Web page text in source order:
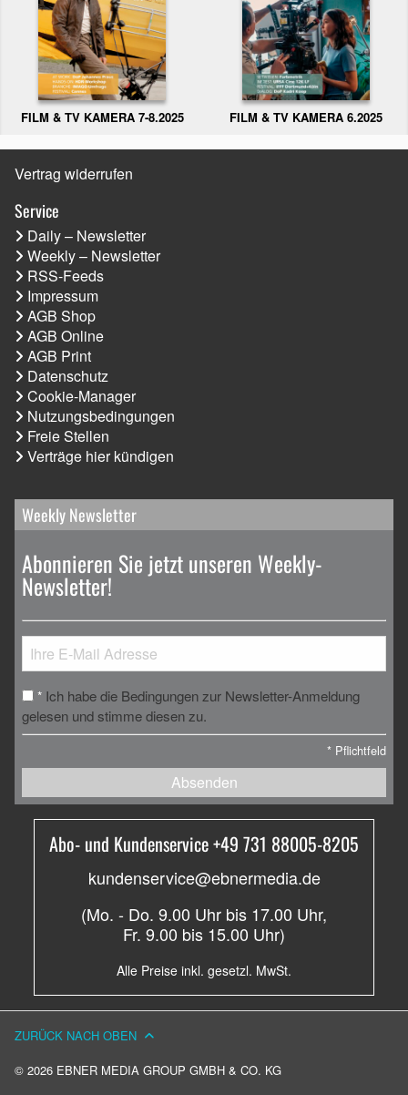
FILM & TV KAMERA 7-8.2025 FILM & TV KAMERA 6.2025
Vertrag widerrufen
Service
Daily – Newsletter
Weekly – Newsletter
RSS-Feeds
Impressum
AGB Shop
AGB Online
AGB Print
Datenschutz
Cookie-Manager
Nutzungsbedingungen
Freie Stellen
Verträge hier kündigen
Weekly Newsletter
Abonnieren Sie jetzt unseren Weekly-
Newsletter!
* Ich habe die Bedingungen zur Newsletter-Anmeldung
gelesen und stimme diesen zu.
* Pflichtfeld
Absenden
Abo- und Kundenservice +49 731 88005-8205
kundenservice@ebnermedia.de
(Mo. - Do. 9.00 Uhr bis 17.00 Uhr,
Fr. 9.00 bis 15.00 Uhr)
Alle Preise inkl. gesetzl. MwSt.
© 2026 EBNER MEDIA GROUP GMBH & CO. KG
ZURÜCK NACH OBEN